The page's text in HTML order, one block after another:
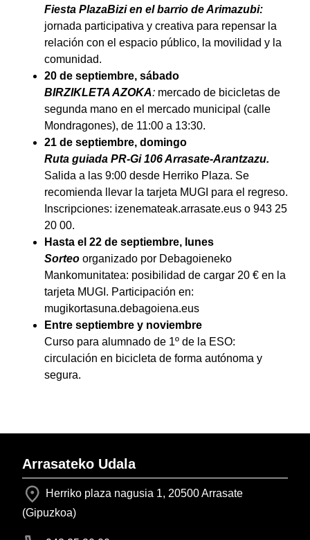
Fiesta PlazaBizi en el barrio de Arimazubi:
jornada participativa y creativa para repensar la
relación con el espacio público, la movilidad y la
comunidad.
20 de septiembre, sábado
BIRZIKLETA AZOKA: mercado de bicicletas de
segunda mano en el mercado municipal (calle
Mondragones), de 11:00 a 13:30.
21 de septiembre, domingo
Ruta guiada PR-Gi 106 Arrasate-Arantzazu.
Salida a las 9:00 desde Herriko Plaza. Se
recomienda llevar la tarjeta MUGI para el regreso.
Inscripciones: izenemateak.arrasate.eus o 943 25
20 00.
Hasta el 22 de septiembre, lunes
Sorteo organizado por Debagoieneko
Mankomunitatea: posibilidad de cargar 20 € en la
tarjeta MUGI. Participación en:
mugikortasuna.debagoiena.eus
Entre septiembre y noviembre
Curso para alumnado de 1º de la ESO:
circulación en bicicleta de forma autónoma y
segura.
Arrasateko Udala
Herriko plaza nagusia 1, 20500 Arrasate
(Gipuzkoa)